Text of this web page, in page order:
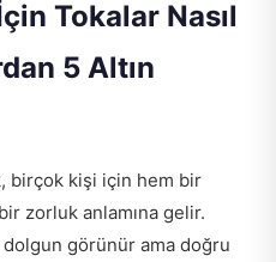
Tokalar Nasıl
5 Altın
birçok kişi için hem bir
zorluk anlamına gelir.
görünür ama doğru